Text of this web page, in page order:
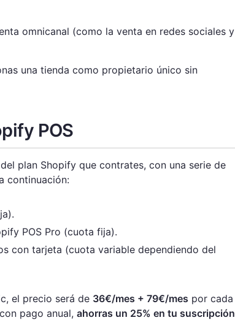
omnicanal (como la venta en redes sociales y
una tienda como propietario único sin
POS
plan Shopify que contrates, con una serie de
continuación:
POS Pro (cuota fija).
con tarjeta (cuota variable dependiendo del
el precio será de 36€/mes + 79€/mes por cada
pago anual, ahorras un 25% en tu suscripción